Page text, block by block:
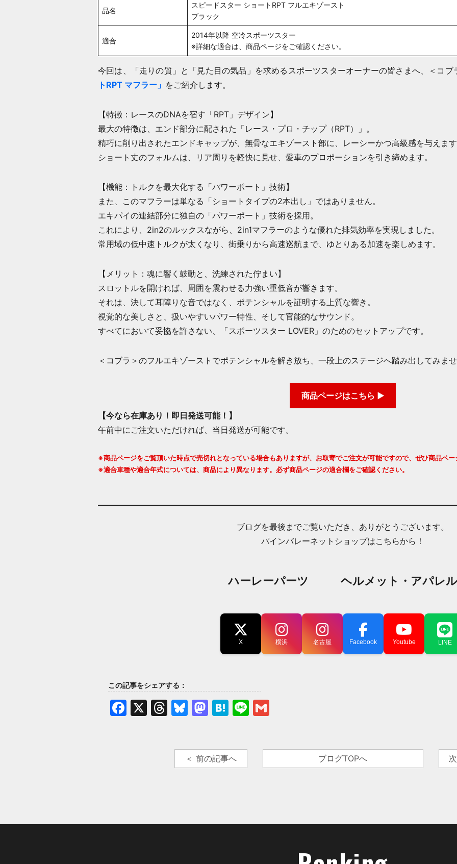
品名
スピードスター ショートRPT フルエキゾースト
ブラック
適合
2014年以降 空冷スポーツスター
※詳細な適合は、商品ページをご確認ください。
今回は、「走りの質」と「見た目の気品」を求めるスポーツスターオーナーの皆さまへ、＜コブ
トRPT マフラー」 をご紹介します。
【特徴：レースのDNAを宿す「RPT」デザイン】
最大の特徴は、エンド部分に配された「レース・プロ・チップ（RPT）」。
精巧に削り出されたエンドキャップが、無骨なエキゾースト部に、レーシーかつ高級感を与えま
ショート丈のフォルムは、リア周りを軽快に見せ、愛車のプロポーションを引き締めます。
【機能：トルクを最大化する「パワーポート」技術】
また、このマフラーは単なる「ショートタイプの2本出し」ではありません。
エキパイの連結部分に独自の「パワーポート」技術を採用。
これにより、2in2のルックスながら、2in1マフラーのような優れた排気効率を実現しました。
常用域の低中速トルクが太くなり、街乗りから高速巡航まで、ゆとりある加速を楽しめます。
【メリット：魂に響く鼓動と、洗練された佇まい】
スロットルを開ければ、周囲を震わせる力強い重低音が響きます。
それは、決して耳障りな音ではなく、ポテンシャルを証明する上質な響き。
視覚的な美しさと、扱いやすいパワー特性、そして官能的なサウンド。
すべてにおいて妥協を許さない、「スポーツスター LOVER」のためのセットアップです。
＜コブラ＞のフルエキゾーストでポテンシャルを解き放ち、一段上のステージへ踏み出してみま
商品ページはこちら ▶
【今なら在庫あり！即日発送可能！ 】
午前中にご注文いただければ、当日発送が可能です。
※商品ページをご覧頂いた時点で売切れとなっている場合もありますが、お取寄でご注文が可能ですので、ぜひ商品ペ
※適合車種や適合年式については、商品により異なります。必ず商品ページの適合欄をご確認ください。
ブログを最後までご覧いただき、ありがとうございます。
パインバレーネットショップはこちらから！
ハーレーパーツ ヘルメット・アパレル
X 横浜 名古屋 Facebook Youtube LINE
この記事をシェアする：
Facebook
X Threads
Bluesky
Mastodon
Hatena
Line
＜ 前の記事へ ブログTOPへ